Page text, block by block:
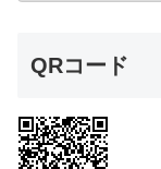
QRコード